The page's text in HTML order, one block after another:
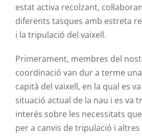
estat activa recolzant,
diferents tasques amb estreta
i la tripulació del vaixell.
Primerament, membres del
coordinació van dur a terme
capità del vaixell, en la qual es
situació actual de la nau i es va
interés sobre les necessitats
per a canvis de tripulació i